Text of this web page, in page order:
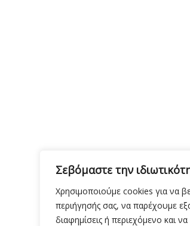
Σεβόμαστε την
Χρησιμοποιούμε cookies για να
περιήγησής σας, να παρέχουμε
διαφημίσεις ή περιεχόμενο και